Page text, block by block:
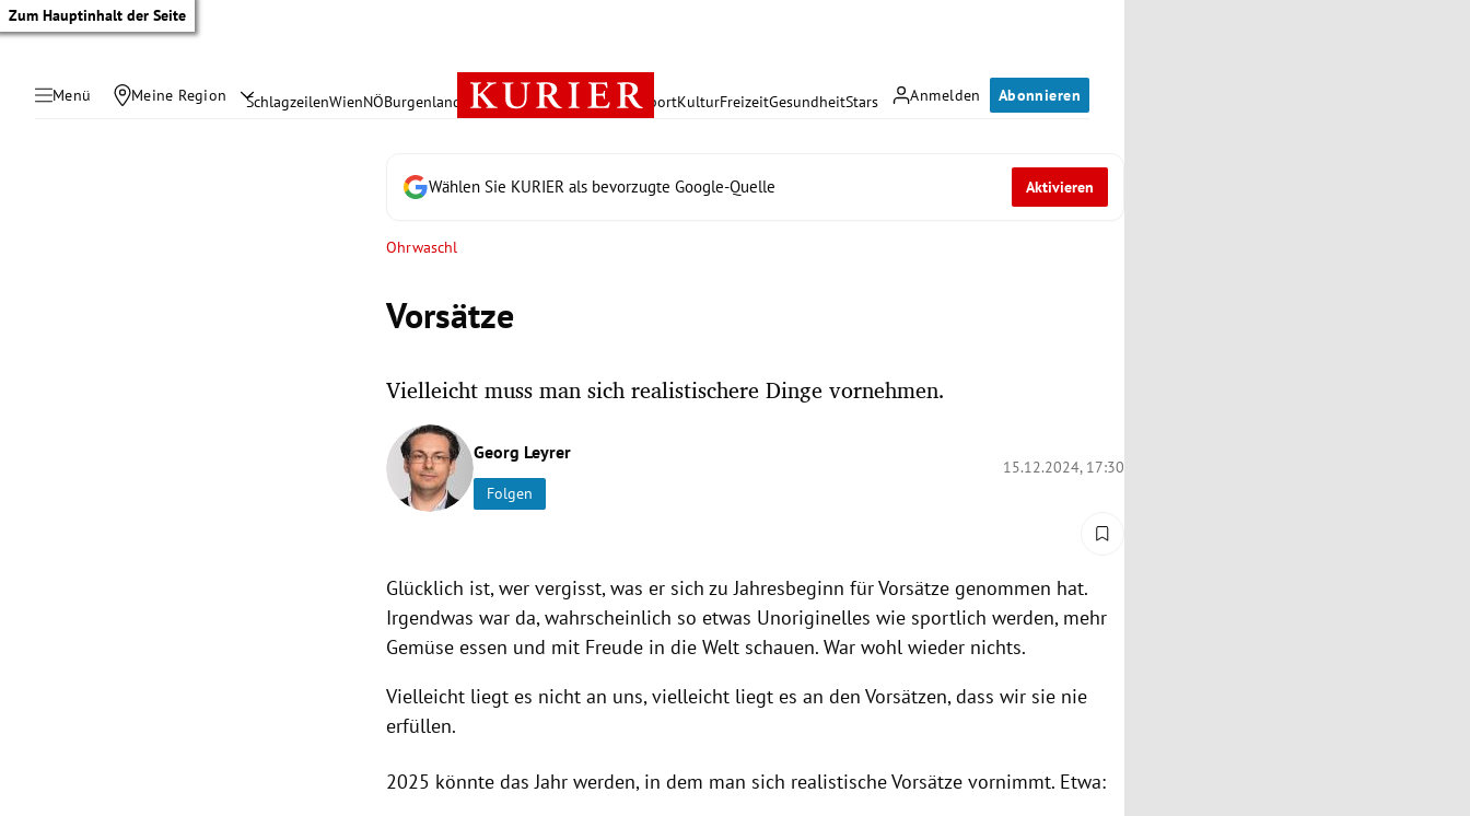
Zum Hauptinhalt der Seite
Menü Meine Region Anmelden Abonnieren
SchlagzeilenWienNÖBurgenland Österreich PolitikWirtschaft SportKulturFreizeitGesundheitStars
Wählen Sie KURIER als bevorzugte Google-Quelle Aktivieren
Ohrwaschl
Vorsätze
Vielleicht muss man sich realistischere Dinge vornehmen.
Georg Leyrer
Folgen
15.12.2024, 17:30
Glücklich ist, wer vergisst, was er sich zu Jahresbeginn für Vorsätze genommen hat.
Irgendwas war da, wahrscheinlich so etwas Unoriginelles wie sportlich werden, mehr
Gemüse essen und mit Freude in die Welt schauen. War wohl wieder nichts.
Vielleicht liegt es nicht an uns, vielleicht liegt es an den Vorsätzen, dass wir sie nie
erfüllen.
2025 könnte das Jahr werden, in dem man sich realistische Vorsätze vornimmt. Etwa: